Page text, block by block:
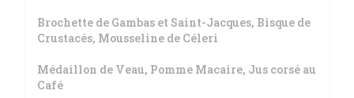
Brochette de Gambas et Saint-Jacques, Bisque de
Crustacés, Mousseline de Céleri
Médaillon de Veau, Pomme Macaire, Jus corsé au
Café